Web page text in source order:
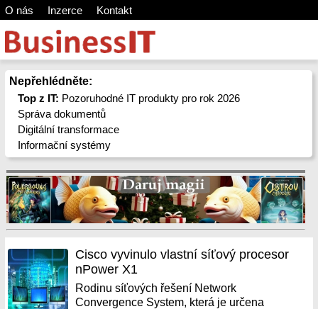
O nás Inzerce Kontakt
Nepřehlédněte:
Top z IT: Pozoruhodné IT produkty pro rok 2026
Správa dokumentů
Digitální transformace
Informační systémy
Cisco vyvinulo vlastní síťový procesor
nPower X1
Rodinu síťových řešení Network
Convergence System, která je určena